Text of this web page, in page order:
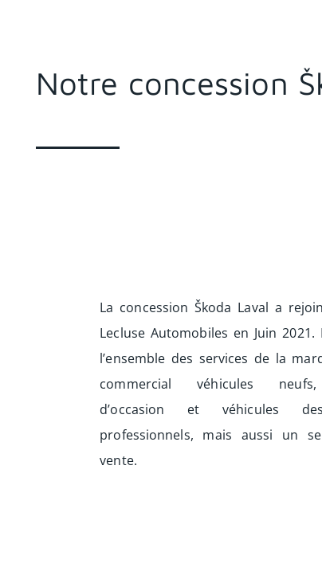
Notre concession
La concession Škoda Laval a
Lecluse Automobiles en Juin 2021.
l’ensemble des services de la
commercial véhicules
d’occasion et véhicules
professionnels, mais aussi un
vente.